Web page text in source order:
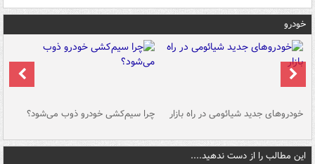
خودرو
خودروهای جدید شیائومی در راه بازار چرا سیم‌کشی خودرو ذوب می‌شود؟
این مطالب را از دست ندهید....